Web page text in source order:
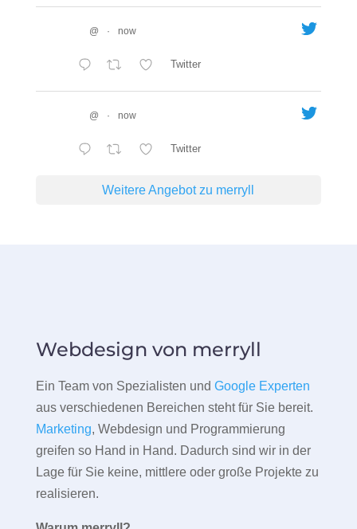
@ · now
Twitter
@ · now
Twitter
Weitere Angebot zu merryll
Webdesign von merryll
Ein Team von Spezialisten und Google Experten
aus verschiedenen Bereichen steht für Sie bereit.
Marketing, Webdesign und Programmierung
greifen so Hand in Hand. Dadurch sind wir in der
Lage für Sie keine, mittlere oder große Projekte zu
realisieren.